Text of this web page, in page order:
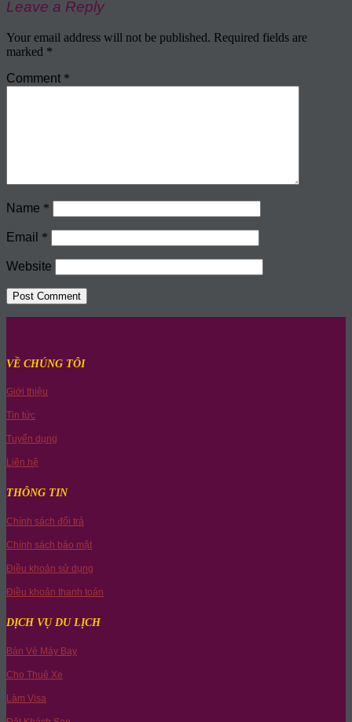
Leave a Reply
Your email address will not be published. Required fields are
marked *
Comment *
Name *
Email *
Website
VỀ CHÚNG TÔI
Giới thiệu
Tin tức
Tuyển dụng
Liên hệ
THÔNG TIN
Chính sách đổi trả
Chính sách bảo mật
Điều khoản sử dụng
Điều khoản thanh toán
DỊCH VỤ DU LỊCH
Bán Vé Máy Bay
Cho Thuê Xe
Làm Visa